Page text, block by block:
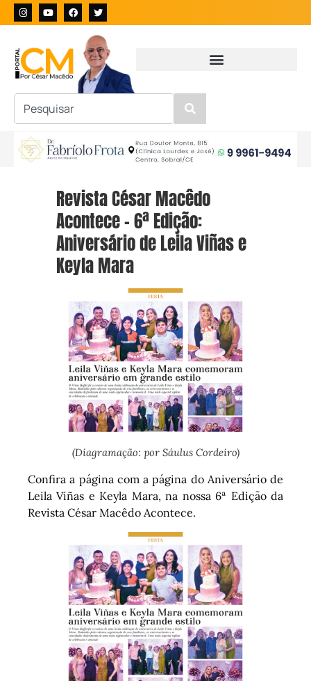
Revista César Macêdo
Acontece – 6ª Edição:
Aniversário de Leila Viñas e
Keyla Mara
(Diagramação: por Sáulus Cordeiro)
Confira a página com a página do Aniversário de
Leila Viñas e Keyla Mara, na nossa 6ª Edição da
Revista César Macêdo Acontece.